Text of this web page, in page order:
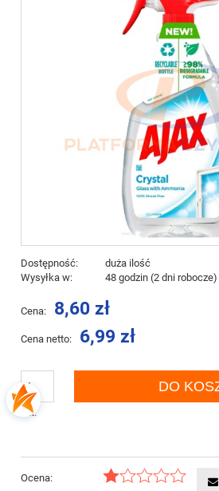
Dostępność:
duża ilość
Wysyłka w:
48 godzin (2 dni robocze)
Cena: 8,60 zł
Cena netto: 6,99 zł
szt.
DO
Ocena: